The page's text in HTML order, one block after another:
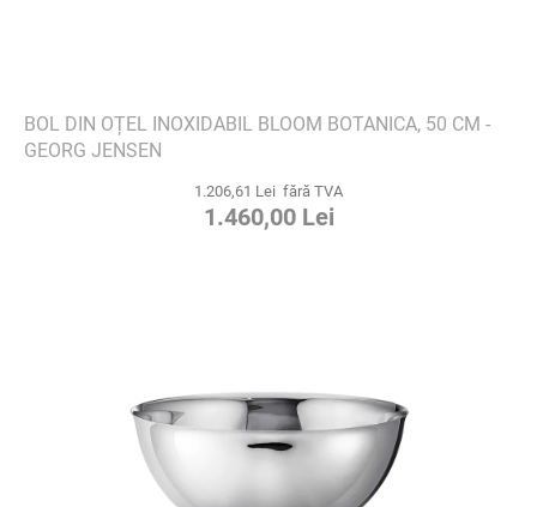
BOL DIN OȚEL INOXIDABIL BLOOM BOTANICA, 50 CM -
GEORG JENSEN
1.206,61 Lei fără TVA
1.460,00 Lei